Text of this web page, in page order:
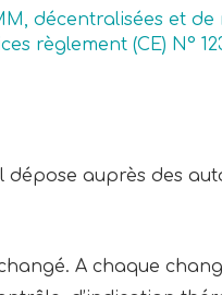
, décentralisées et de
règlement (CE) N°
dépose auprès des
A chaque